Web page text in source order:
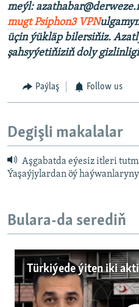
meýl:
mugt Psiphon3 VPN
üçin ýükläp bilersiňiz.
şahsyýetiňiziň doly
Paýlaş Follow us
Degişli makalalar
Aşgabatda eýesiz itleri
Ýaşaýjylardan öý
Bulara-da serediň
Türkiýede ýiten iki